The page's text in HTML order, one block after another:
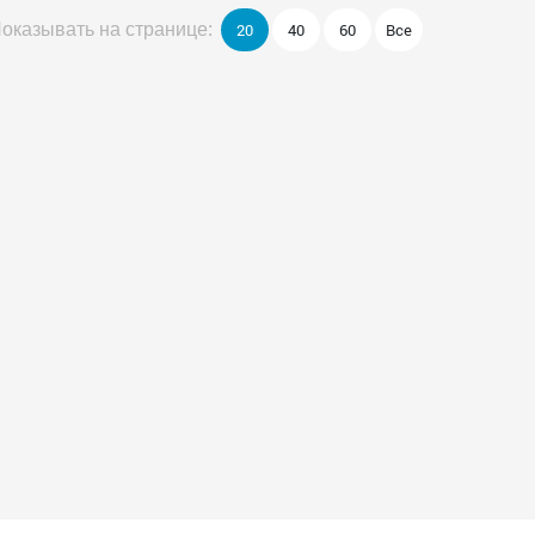
на странице: 20 40 60 Все